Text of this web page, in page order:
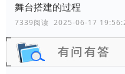
舞台搭建的过程
7339阅读 2025-06-17